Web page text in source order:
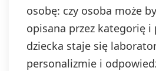
osobę: czy osoba może
opisana przez kategorię i
dziecka staje się
personalizmie i